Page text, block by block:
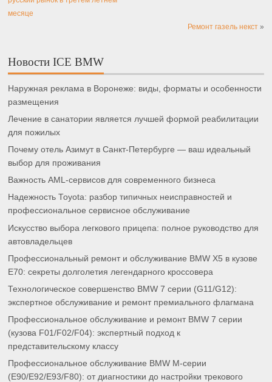
месяце
Ремонт газель некст»
Новости ICE BMW
Наружная реклама в Воронеже: виды, форматы и особенности
размещения
Лечение в санатории является лучшей формой реабилитации
для пожилых
Почему отель Азимут в Санкт-Петербурге — ваш идеальный
выбор для проживания
Важность AML-сервисов для современного бизнеса
Надежность Toyota: разбор типичных неисправностей и
профессиональное сервисное обслуживание
Искусство выбора легкового прицепа: полное руководство для
автовладельцев
Профессиональный ремонт и обслуживание BMW X5 в кузове
E70: секреты долголетия легендарного кроссовера
Технологическое совершенство BMW 7 серии (G11/G12):
экспертное обслуживание и ремонт премиального флагмана
Профессиональное обслуживание и ремонт BMW 7 серии
(кузова F01/F02/F04): экспертный подход к
представительскому классу
Профессиональное обслуживание BMW M-серии
(E90/E92/E93/F80): от диагностики до настройки трекового